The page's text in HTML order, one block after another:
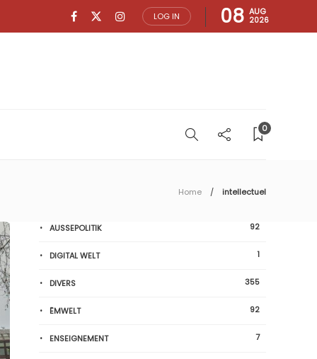
LOG IN 08 AUG
2026
0
Home intellectuel
AUSSEPOLITIK 92
DIGITAL WELT 1
DIVERS 355
ËMWELT 92
ENSEIGNEMENT 7